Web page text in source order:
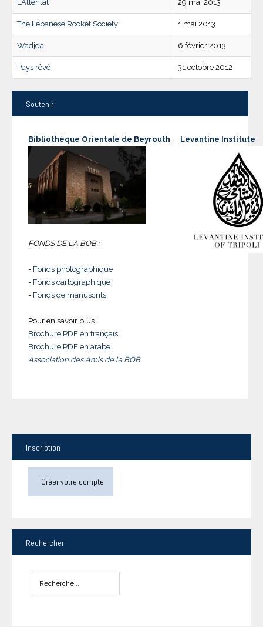
L’Attentat 29 mai 2013
The Lebanese Rocket Society 1 mai 2013
Wadjda 6 février 2013
Pays rêvé 31 octobre 2012
Soutenir
Bibliothèque Orientale de Beyrouth
FONDS DE LA BOB :
- Fonds photographique
- Fonds cartographique
- Fonds de manuscrits
Pour en savoir plus :
Brochure PDF en français
Brochure PDF en arabe
Association des Amis de la BOB
Levantine Institute
Inscription
Créer votre compte
Rechercher